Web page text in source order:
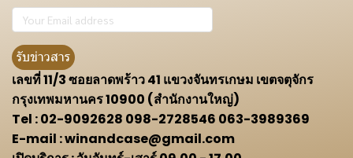
รับข่าวสาร
เลขที่ 11/3 ซอยลาดพร้าว 41 แขวงจันทรเกษม เขตจตุจักร
กรุงเทพมหานคร 10900 (สำนักงานใหญ่)
Tel : 02-9092628 098-2728546 063-3989369
E-mail : winandcase@gmail.com